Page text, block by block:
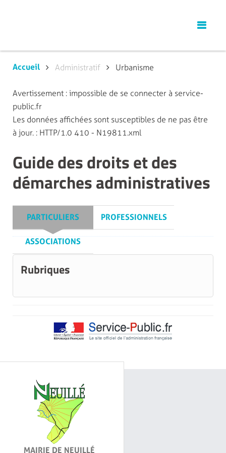
Accueil Administratif Urbanisme
Avertissement : impossible de se connecter à service-
public.fr
Les données affichées sont susceptibles de ne pas être
à jour. : HTTP/1.0 410 - N19811.xml
Guide des droits et des
démarches administratives
PARTICULIERS PROFESSIONNELS
ASSOCIATIONS
Rubriques
MAIRIE DE NEUILLÉ